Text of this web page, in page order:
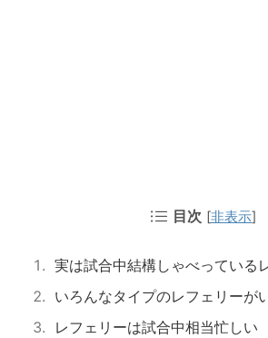
目次 [非表示]
実は試合中結構しゃべっている
いろんなタイプのレフェリーが
レフェリーは試合中相当忙しい